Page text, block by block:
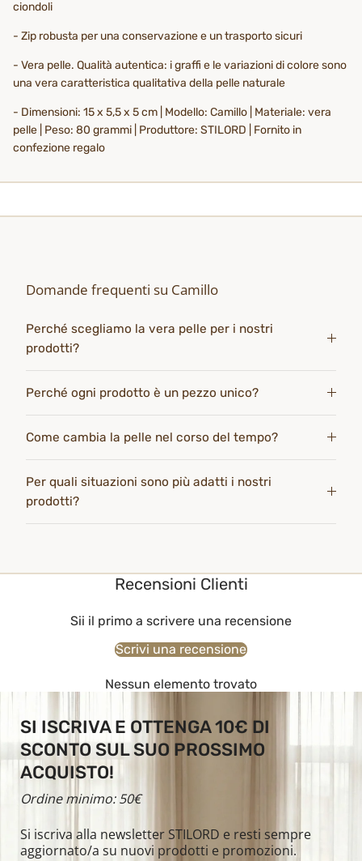
ciondoli
- Zip robusta per una conservazione e un trasporto sicuri
- Vera pelle. Qualità autentica: i graffi e le variazioni di colore sono
una vera caratteristica qualitativa della pelle naturale
- Dimensioni: 15 x 5,5 x 5 cm | Modello: Camillo | Materiale: vera
pelle | Peso: 80 grammi | Produttore: STILORD | Fornito in
confezione regalo
Domande frequenti su Camillo
Perché scegliamo la vera pelle per i nostri
prodotti?
Perché ogni prodotto è un pezzo unico?
Come cambia la pelle nel corso del tempo?
Per quali situazioni sono più adatti i nostri
prodotti?
Recensioni Clienti
Sii il primo a scrivere una recensione
Scrivi una recensione
Nessun elemento trovato
SI ISCRIVA E OTTENGA 10€ DI
SCONTO SUL SUO PROSSIMO
ACQUISTO!
Ordine minimo: 50€
Si iscriva alla newsletter STILORD e resti sempre
aggiornato/a su nuovi prodotti e promozioni.